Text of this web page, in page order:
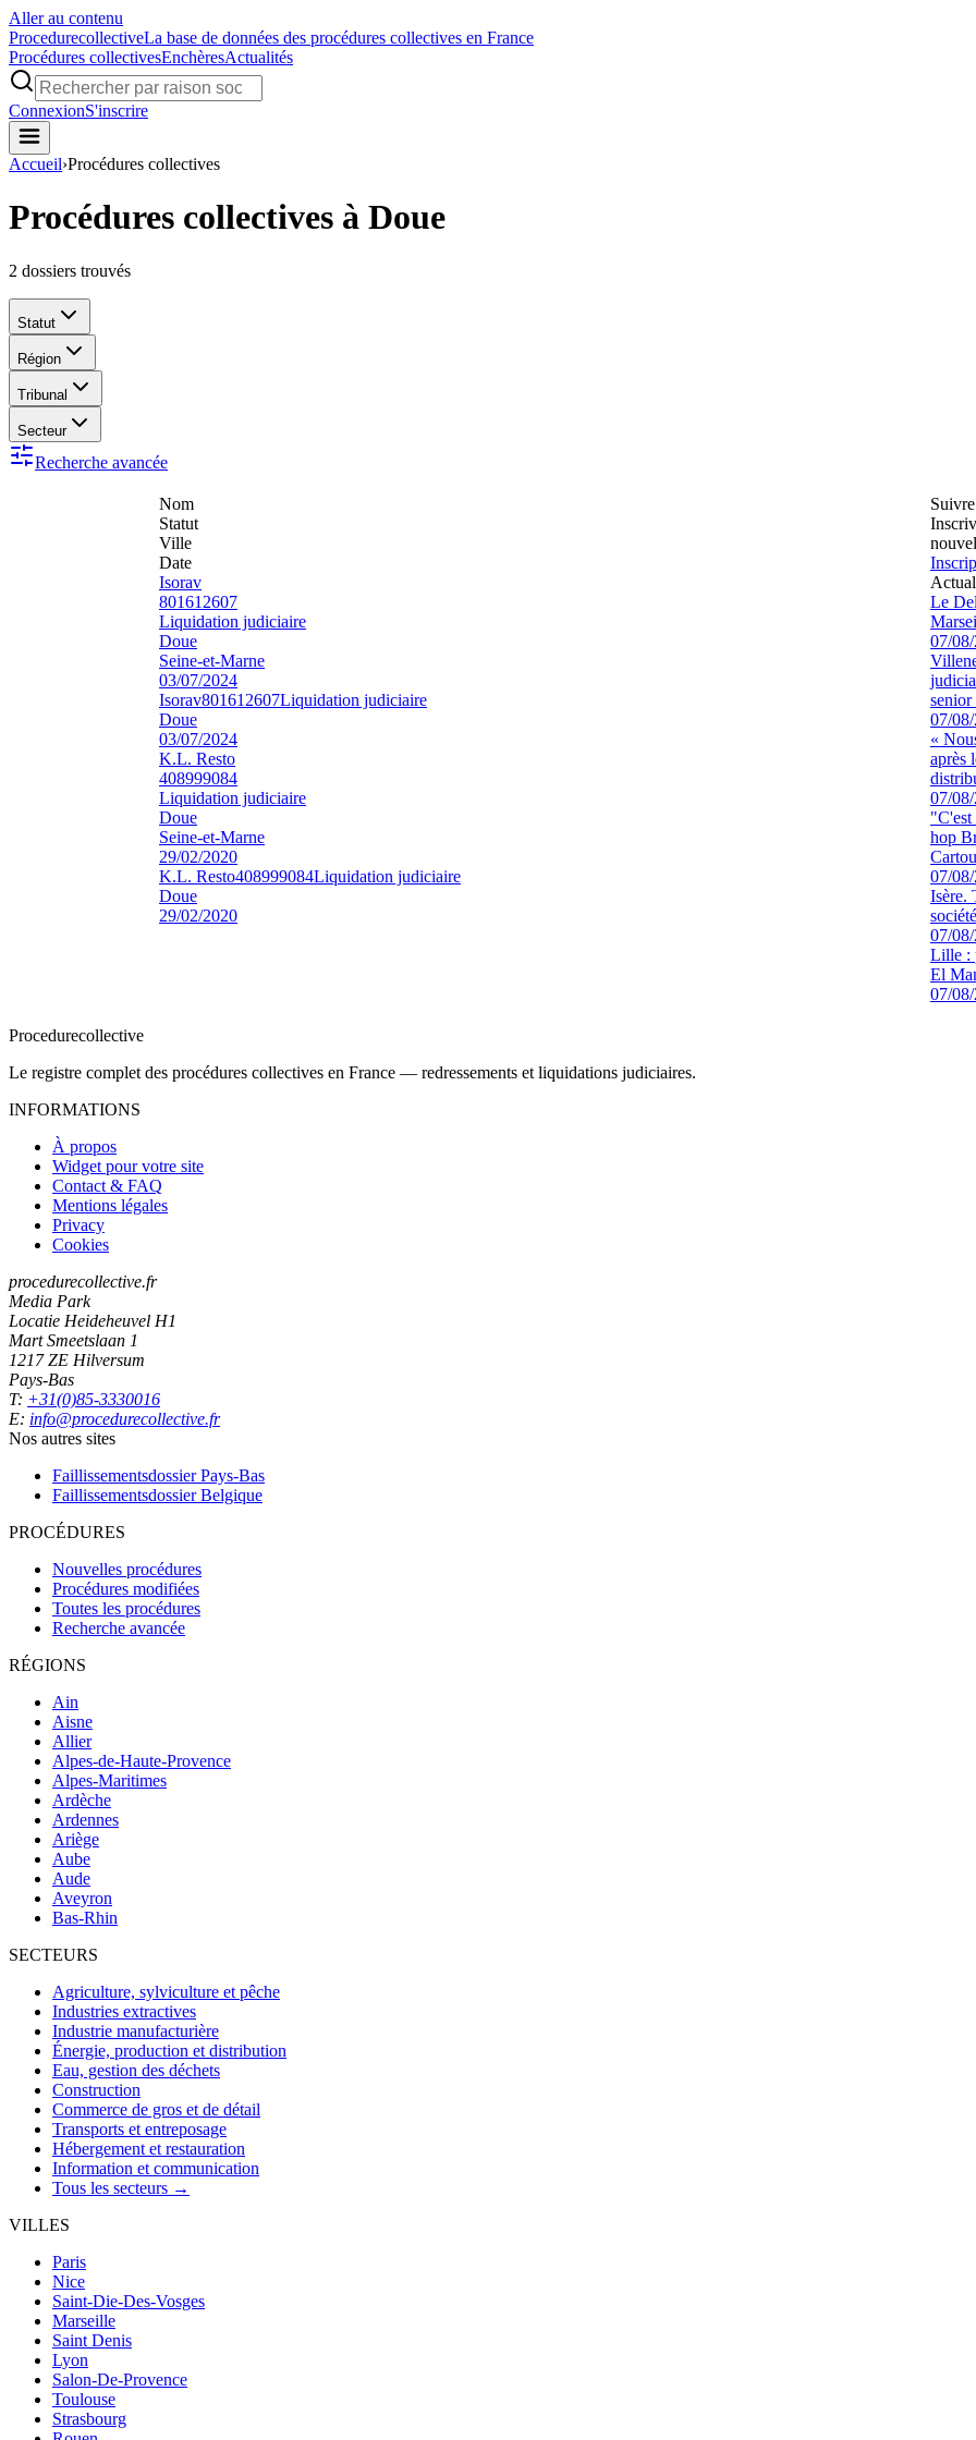
Aller au contenu
ProcedurecollectiveLa base de données des procédures collectives en France
Procédures collectivesEnchèresActualités
ConnexionS'inscrire
Accueil›Procédures collectives
Procédures collectives à Doue
2 dossiers trouvés
Statut
Région
Tribunal
Secteur
Recherche avancée
Nom
Statut
Ville
Date
Isorav
801612607
Liquidation judiciaire
Doue
Seine-et-Marne
03/07/2024
Isorav801612607Liquidation judiciaire
Doue
03/07/2024
K.L. Resto
408999084
Liquidation judiciaire
Doue
Seine-et-Marne
29/02/2020
K.L. Resto408999084Liquidation judiciaire
Doue
29/02/2020
Le
07/
07/
«
après
07/
"C'est
hop
07/
Isère.
07/
Lille :
El
07/
Procedurecollective
Le registre complet des procédures collectives en France — redressements et liquidations judiciaires.
INFORMATIONS
À propos
Widget pour votre site
Contact & FAQ
Mentions légales
Privacy
Cookies
procedurecollective.fr
Media Park
Locatie Heideheuvel H1
Mart Smeetslaan 1
1217 ZE Hilversum
Pays-Bas
T: +31(0)85-3330016
E: info@procedurecollective.fr
Nos autres sites
Faillissementsdossier Pays-Bas
Faillissementsdossier Belgique
PROCÉDURES
Nouvelles procédures
Procédures modifiées
Toutes les procédures
Recherche avancée
RÉGIONS
Ain
Aisne
Allier
Alpes-de-Haute-Provence
Alpes-Maritimes
Ardèche
Ardennes
Ariège
Aube
Aude
Aveyron
Bas-Rhin
SECTEURS
Agriculture, sylviculture et pêche
Industries extractives
Industrie manufacturière
Énergie, production et distribution
Eau, gestion des déchets
Construction
Commerce de gros et de détail
Transports et entreposage
Hébergement et restauration
Information et communication
Tous les secteurs →
VILLES
Paris
Nice
Saint-Die-Des-Vosges
Marseille
Saint Denis
Lyon
Salon-De-Provence
Toulouse
Strasbourg